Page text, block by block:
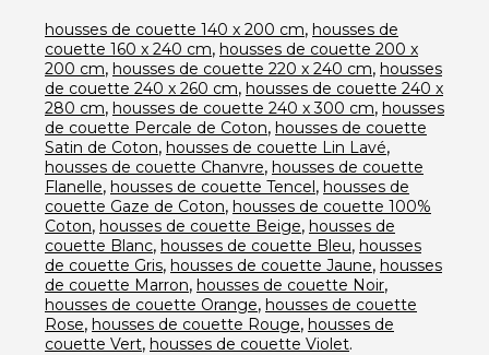
housses de couette 140 x 200 cm, housses de
couette 160 x 240 cm, housses de couette 200 x
200 cm, housses de couette 220 x 240 cm, housses
de couette 240 x 260 cm, housses de couette 240 x
280 cm, housses de couette 240 x 300 cm, housses
de couette Percale de Coton, housses de couette
Satin de Coton, housses de couette Lin Lavé,
housses de couette Chanvre, housses de couette
Flanelle, housses de couette Tencel, housses de
couette Gaze de Coton, housses de couette 100%
Coton, housses de couette Beige, housses de
couette Blanc, housses de couette Bleu, housses
de couette Gris, housses de couette Jaune, housses
de couette Marron, housses de couette Noir,
housses de couette Orange, housses de couette
Rose, housses de couette Rouge, housses de
couette Vert, housses de couette Violet.